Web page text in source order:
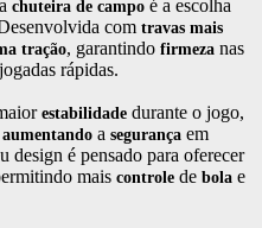
chuteira de campo é a escolha
com travas mais
tração, garantindo firmeza nas
rápidas.
estabilidade durante o jogo,
aumentando a segurança em
design é pensado para oferecer
mais controle de bola e